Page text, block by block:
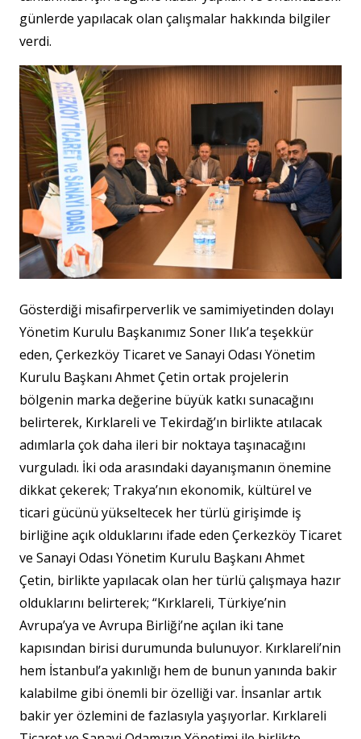
günlerde yapılacak olan çalışmalar hakkında bilgiler
verdi.
Gösterdiği misafirperverlik ve samimiyetinden dolayı
Yönetim Kurulu Başkanımız Soner Ilık’a teşekkür
eden, Çerkezköy Ticaret ve Sanayi Odası Yönetim
Kurulu Başkanı Ahmet Çetin ortak projelerin
bölgenin marka değerine büyük katkı sunacağını
belirterek, Kırklareli ve Tekirdağ’ın birlikte atılacak
adımlarla çok daha ileri bir noktaya taşınacağını
vurguladı. İki oda arasındaki dayanışmanın önemine
dikkat çekerek; Trakya’nın ekonomik, kültürel ve
ticari gücünü yükseltecek her türlü girişimde iş
birliğine açık olduklarını ifade eden Çerkezköy Ticaret
ve Sanayi Odası Yönetim Kurulu Başkanı Ahmet
Çetin, birlikte yapılacak olan her türlü çalışmaya hazır
olduklarını belirterek; “Kırklareli, Türkiye’nin
Avrupa’ya ve Avrupa Birliği’ne açılan iki tane
kapısından birisi durumunda bulunuyor. Kırklareli’nin
hem İstanbul’a yakınlığı hem de bunun yanında bakir
kalabilme gibi önemli bir özelliği var. İnsanlar artık
bakir yer özlemini de fazlasıyla yaşıyorlar. Kırklareli